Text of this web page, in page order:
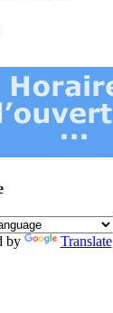
by Translate